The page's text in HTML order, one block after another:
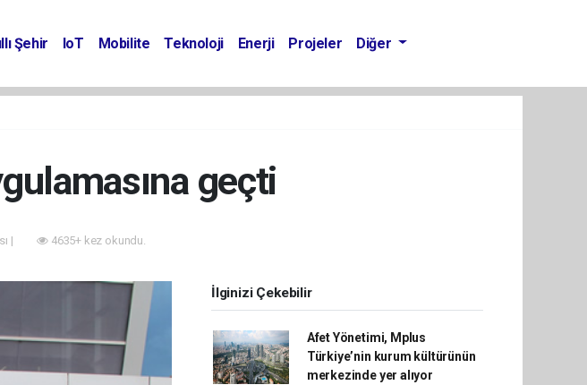
Şehir IoT Mobilite Teknoloji Enerji Projeler Diğer
geçti
| 4635+ kez okundu.
İlginizi Çekebilir
Afet Yönetimi, Mplus
Türkiye’nin kurum kültürünün
merkezinde yer alıyor